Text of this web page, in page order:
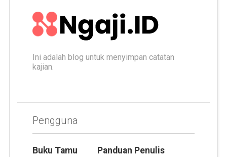
Ini adalah blog untuk menyimpan catatan
kajian.
Pengguna
Buku Tamu Panduan Penulis